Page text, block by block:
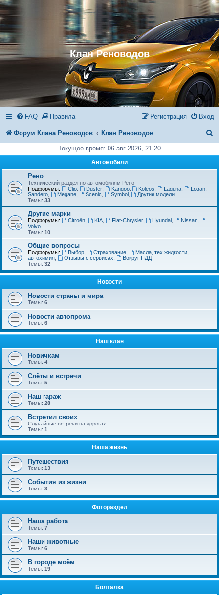
Клан Реноводов
FAQ Правила Вход
Регистрация
Форум Клана Реноводов Клан Реноводов
Текущее время: 06 авг 2026, 21:20
Автомобили
Рено
Технический раздел по автомобилям Рено
Подфорумы:
Clio, Duster, Kangoo, Koleos Laguna
Logan,
Sandero
Megane, Scenic Symbol,
Другие модели
Темы: 33
Другие марки
Подфорумы: Citroёn, KIA, Fiat-Chrysler, Hyundai Nissan
Volvo
Темы: 10
Общие вопросы
Подфорумы: Выбор, Страхование,
Масла, тех.жидкости,
автохимия
Отзывы о сервисах
Вокруг ПДД
Темы: 32
Новости
Новости страны и мира
Темы: 6
Новости автопрома
Темы: 6
Наш клан
Новичкам
Темы: 4
Слёты и встречи
Темы: 5
Наш гараж
Темы: 28
Встретил своих
Случайные встречи на дорогах
Темы: 1
Наша жизнь
Путешествия
Темы: 13
События из жизни
Темы: 3
Фотораздел
Наша работа
Темы: 7
Наши животные
Темы: 6
В городе моём
Темы: 19
Болталка